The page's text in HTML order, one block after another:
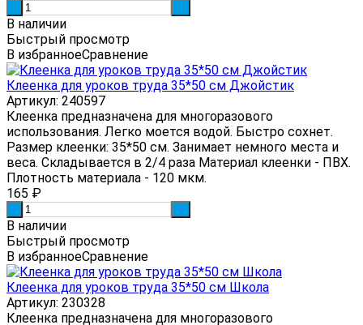
В наличии
Быстрый просмотр
В избранноеСравнение
Клеенка для уроков труда 35*50 см Джойстик
Артикул: 240597
Клеенка предназначена для многоразового
использования. Легко моется водой. Быстро сохнет.
Размер клеенки: 35*50 см. Занимает немного места и
веса. Складывается в 2/4 раза Материал клеенки - ПВХ.
Плотность материала - 120 мкм.
165 ₽
В наличии
Быстрый просмотр
В избранноеСравнение
Клеенка для уроков труда 35*50 см Школа
Артикул: 230328
Клеенка предназначена для многоразового